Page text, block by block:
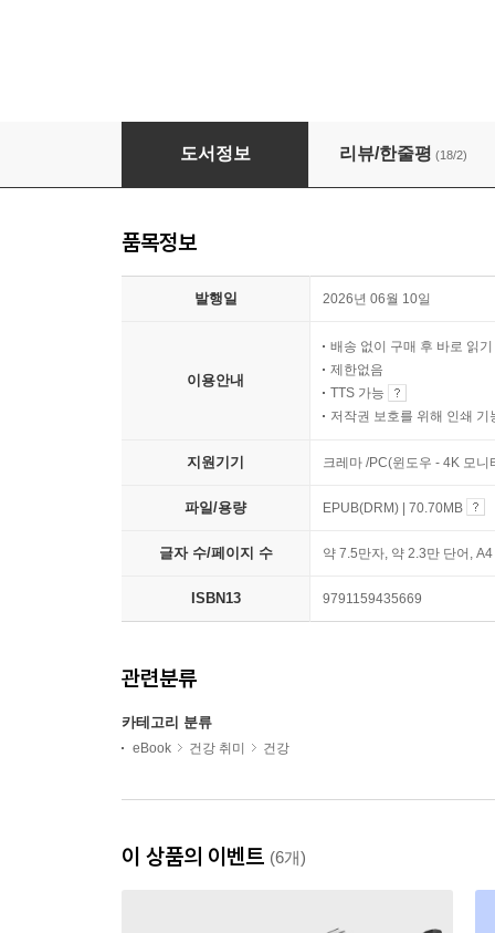
도서정보 리뷰/한줄평 (18/2)
품목정보
발행일 2026년 06월 10일
이용안내
배송 없이 구매 후 바로 읽기
제한없음
TTS 가능
저작권 보호를 위해 인쇄 기
지원기기 크레마 /PC(윈도우 - 4K 모
파일/용량 EPUB(DRM) | 70.70MB
글자 수/페이지 수 약 7.5만자, 약 2.3만 단어,
ISBN13 9791159435669
관련분류
카테고리 분류
eBook 건강 취미 건강
이 상품의 이벤트 (6개)